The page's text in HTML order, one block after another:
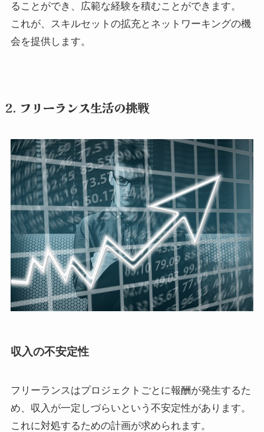
ることができ、広範な経験を積むことができます。
これが、スキルセットの拡充とネットワーキングの機
会を提供します。
2. フリーランス生活の挑戦
収入の不安定性
フリーランスはプロジェクトごとに報酬が発生するた
め、収入が一定しづらいという不安定性があります。
これに対処するための計画が求められます。